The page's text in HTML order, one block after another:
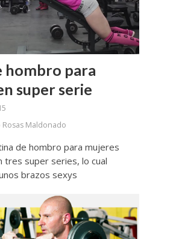
hombro para
super serie
Maldonado
de hombro para mujeres
tres super series, lo cual
brazos sexys